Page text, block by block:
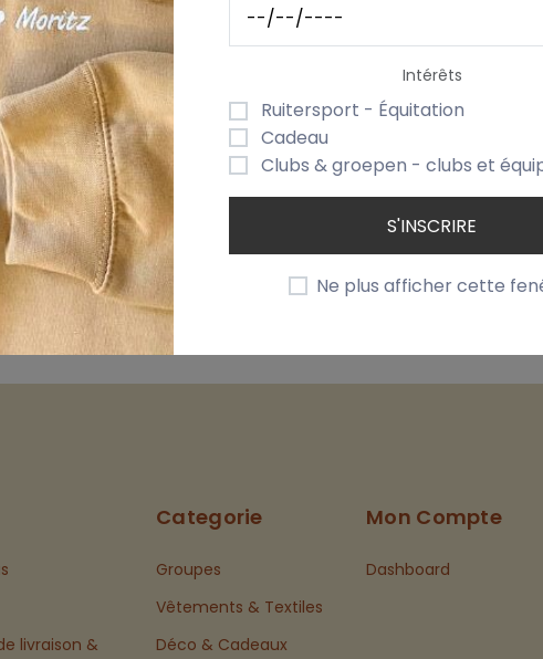
êtrepersonnalisé avec une broderie poitrine
et confortable le jour J.
livraison &
Categorie
Groupes
Vêtements & Textiles
Déco & Cadeaux
Mon Compte
Dashboard
Intérêts
Ruitersport - Équitation
Cadeau
Clubs & groepen - clubs et
S'INSCRIRE
Ne plus afficher cette